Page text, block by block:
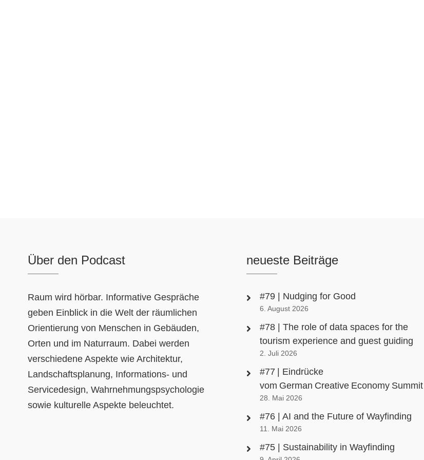
Über den Podcast
Raum wird hörbar. Informative Gespräche
geben Einblick in die Welt der räumlichen
Orientierung von Menschen in Gebäuden,
Orten und im Naturraum. Dabei werden
verschiedene Aspekte wie Architektur,
Landschaftsplanung, Informations- und
Servicedesign, Wahrnehmungspsychologie
sowie kulturelle Aspekte beleuchtet.
neueste Beiträge
#79 | Nudging for Good
6. August 2026
#78 | The role of data spaces for the
tourism experience and guest guiding
2. Juli 2026
#77 | Eindrücke
vom German Creative Economy Summit
28. Mai 2026
#76 | AI and the Future of Wayfinding
11. Mai 2026
#75 | Sustainability in Wayfinding